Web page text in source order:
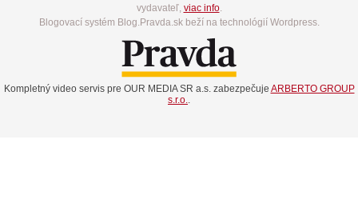
vydavateľ, viac info.
Blogovací systém Blog.Pravda.sk beží na technológií Wordpress.
Kompletný video servis pre OUR MEDIA SR a.s. zabezpečuje ARBERTO GROUP
s.r.o..